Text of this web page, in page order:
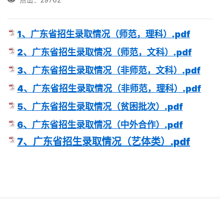
1、广东省招生录取情况（师范，理科）.pdf
2、广东省招生录取情况（师范，文科）.pdf
3、广东省招生录取情况（非师范，文科）.pdf
4、广东省招生录取情况（非师范，理科）.pdf
5、广东省招生录取情况（贫困批次）.pdf
6、广东省招生录取情况（中外合作）.pdf
7、广东省招生录取情况（艺体类）.pdf